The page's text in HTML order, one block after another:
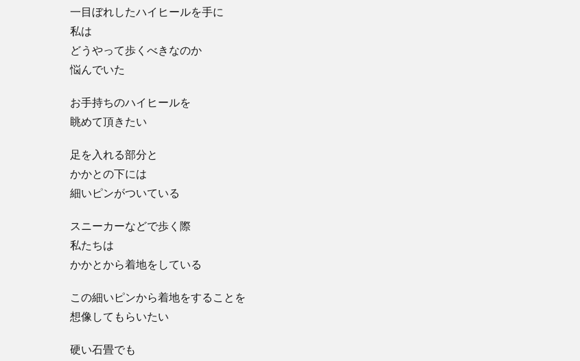
一目ぼれしたハイヒールを手に
私は
どうやって歩くべきなのか
悩んでいた
お手持ちのハイヒールを
眺めて頂きたい
足を入れる部分と
かかとの下には
細いピンがついている
スニーカーなどで歩く際
私たちは
かかとから着地をしている
この細いピンから着地をすることを
想像してもらいたい
硬い石畳でも